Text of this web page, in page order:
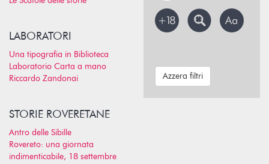
LABORATORI
Una tipografia in Biblioteca
Laboratorio Carta a mano
Riccardo Zandonai
STORIE ROVERETANE
Antro delle Sibille
Rovereto: una giornata
indimenticabile, 18 settembre
Azzera filtri